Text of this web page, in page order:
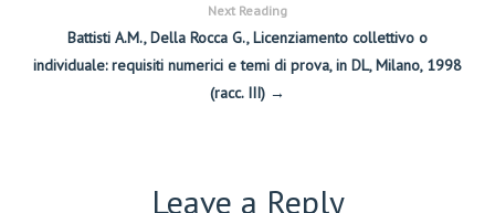
Next Reading
Battisti A.M., Della Rocca G., Licenziamento collettivo o
individuale: requisiti numerici e temi di prova, in DL, Milano, 1998
(racc. III) →
Leave a Reply